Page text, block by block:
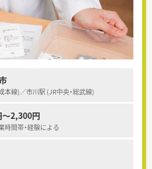
本線)／市川駅 (JR中央・総武線)
2,300円
時間帯・経験による